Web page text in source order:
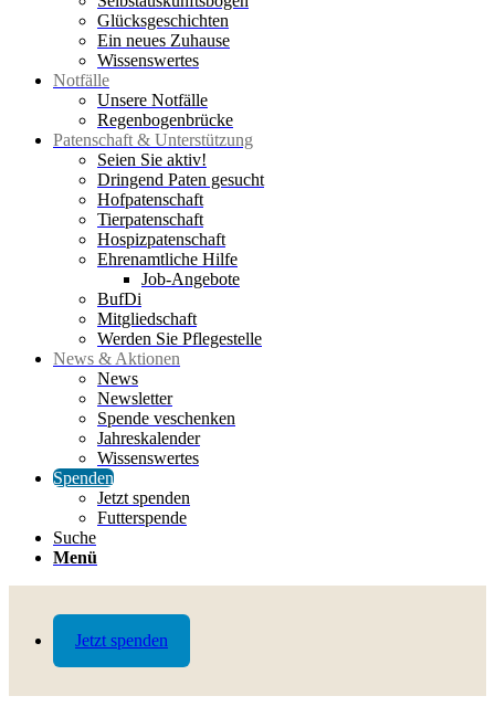
Jetzt spenden
Glücksgeschichten
Ein neues Zuhause
Wissenswertes
Notfälle
Unsere Notfälle
Regenbogenbrücke
Patenschaft & Unterstützung
Seien Sie aktiv!
Dringend Paten gesucht
Hofpatenschaft
Tierpatenschaft
Hospizpatenschaft
Ehrenamtliche Hilfe
Job-Angebote
BufDi
Mitgliedschaft
Werden Sie Pflegestelle
News & Aktionen
News
Newsletter
Spende veschenken
Jahreskalender
Wissenswertes
Spenden
Jetzt spenden
Futterspende
Suche
Menü